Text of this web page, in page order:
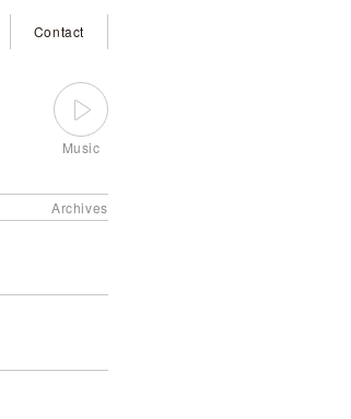
Contact
Music
Archives